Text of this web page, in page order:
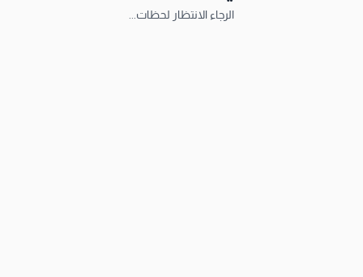
الرجاء الانتظار لحظات...